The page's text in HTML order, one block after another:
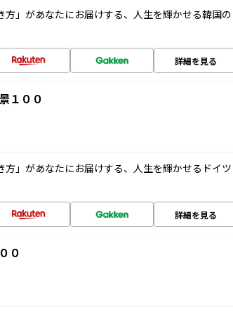
」があなたにお届けする、人生を輝かせる韓国の
詳細を見る
１００
」があなたにお届けする、人生を輝かせるドイツ
詳細を見る
０